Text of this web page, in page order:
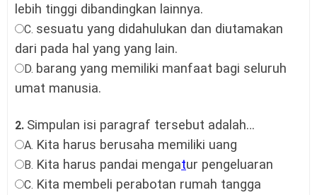
lebih tinggi dibandingkan lainnya.
C. sesuatu yang didahulukan dan diutamakan
dari pada hal yang yang lain.
D. barang yang memiliki manfaat bagi seluruh
umat manusia.
2. Simpulan isi paragraf tersebut adalah…
A. Kita harus berusaha memiliki uang
B. Kita harus pandai mengatur pengeluaran
C. Kita membeli perabotan rumah tangga